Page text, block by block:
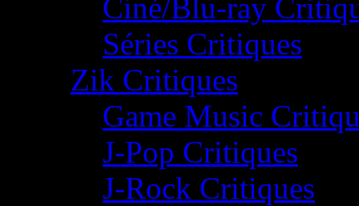
Ciné/Blu-ray
Séries Critiques
Zik Critiques
Game Music
J-Pop Critiques
J-Rock Critiques